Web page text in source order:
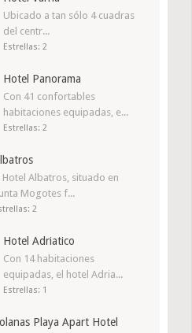
Ubicado a tan sólo 4 cuadras
del centr...
Estrellas: 2
Hotel Panorama
Con 41 confortables
habitaciones equipadas, e...
Estrellas: 2
Hotel Albatros, situado en
Mogotes f...
2
Hotel Adriatico
Con 14 habitaciones
equipadas, el hotel Adria...
Estrellas: 1
Playa Apart Hotel